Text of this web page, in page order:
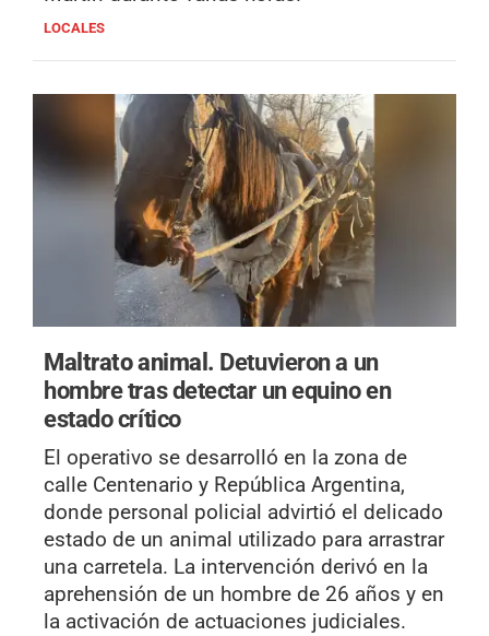
LOCALES
Maltrato animal. Detuvieron a un
hombre tras detectar un equino en
estado crítico
El operativo se desarrolló en la zona de
calle Centenario y República Argentina,
donde personal policial advirtió el delicado
estado de un animal utilizado para arrastrar
una carretela. La intervención derivó en la
aprehensión de un hombre de 26 años y en
la activación de actuaciones judiciales.